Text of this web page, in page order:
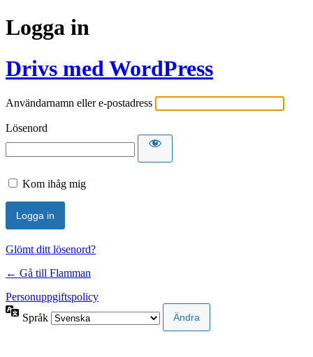
Logga in
Drivs med WordPress
Användarnamn eller e-postadress
Lösenord
Kom ihåg mig
Glömt ditt lösenord?
← Gå till Flamman
Personuppgiftspolicy
Språk